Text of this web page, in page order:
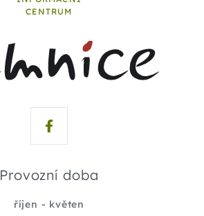
CENTRUM
Provozní doba
říjen - květen